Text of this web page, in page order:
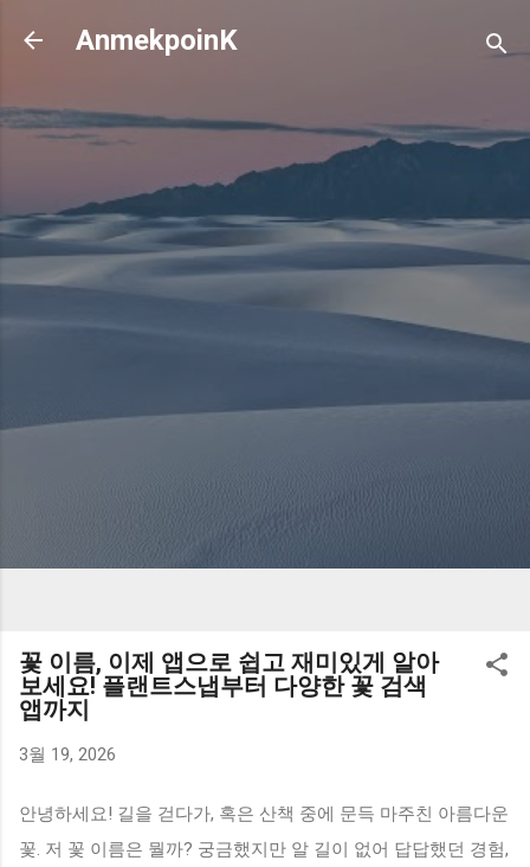
기본 콘텐츠로 건너뛰기
AnmekpoinK
꽃 이름, 이제 앱으로 쉽고 재미있게 알아
보세요! 플랜트스냅부터 다양한 꽃 검색
앱까지
3월 19, 2026
안녕하세요! 길을 걷다가, 혹은 산책 중에 문득 마주친 아름다운
꽃. 저 꽃 이름은 뭘까? 궁금했지만 알 길이 없어 답답했던 경험,